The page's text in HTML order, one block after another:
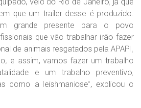
que um trailer desse é produzido.
grande presente para o povo
que vão trabalhar irão fazer
de animais resgatados pela APAPI,
e assim, vamos fazer um trabalho
e um trabalho preventivo,
como a leishmaniose”, explicou o